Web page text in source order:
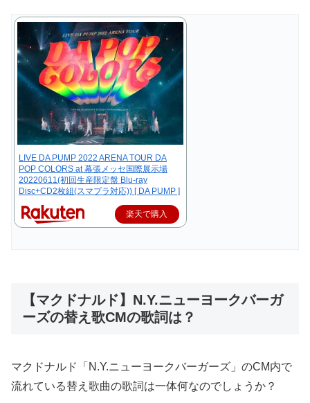
LIVE DA PUMP 2022 ARENA TOUR DA
POP COLORS at 幕張メッセ国際展示場
20220611(初回生産限定盤 Blu-ray
Disc+CD2枚組(スマプラ対応)) [ DA PUMP ]
楽天で購入
【マクドナルド】N.Y.ニューヨークバーガ
ーズの替え歌CMの歌詞は？
マクドナルド「N.Y.ニューヨークバーガーズ」のCM内で
流れている替え歌曲の歌詞は一体何なのでしょうか？